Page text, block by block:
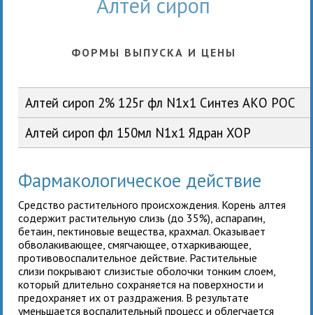
ФОРМЫ ВЫПУСКА И ЦЕНЫ
Алтей сироп 2% 125г фл N1x1 Синтез АКО РОС
Алтей сироп фл 150мл N1x1 Ядран ХОР
Фармакологическое действие
Средство растительного происхождения. Корень алтея
содержит растительную слизь (до 35%), аспарагин,
бетаин, пектиновые вещества, крахмал. Оказывает
обволакивающее, смягчающее, отхаркивающее,
противовоспалительное действие. Растительные
слизи покрывают слизистые оболочки тонким слоем,
который длительно сохраняется на поверхности и
предохраняет их от раздражения. В результате
уменьшается воспалительный процесс и облегчается